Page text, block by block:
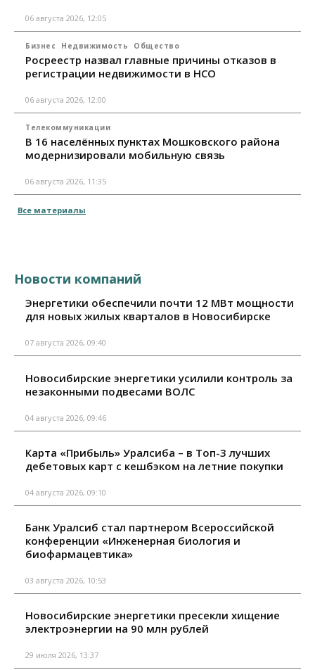
06 августа 2026, 12:05
Бизнес Недвижимость Общество
Росреестр назвал главные причины отказов в
регистрации недвижимости в НСО
06 августа 2026, 12:00
Телекоммуникации
В 16 населённых пунктах Мошковского района
модернизировали мобильную связь
06 августа 2026, 11:35
Все материалы
Новости компаний
Энергетики обеспечили почти 12 МВт мощности
для новых жилых кварталов в Новосибирске
07 августа 2026, 09:40
Новосибирские энергетики усилили контроль за
незаконными подвесами ВОЛС
04 августа 2026, 09:46
Карта «Прибыль» Уралсиба – в Топ-3 лучших
дебетовых карт с кешбэком на летние покупки
04 августа 2026, 09:10
Банк Уралсиб стал партнером Всероссийской
конференции «Инженерная биология и
биофармацевтика»
03 августа 2026, 10:53
Новосибирские энергетики пресекли хищение
электроэнергии на 90 млн рублей
29 июля 2026, 13:37